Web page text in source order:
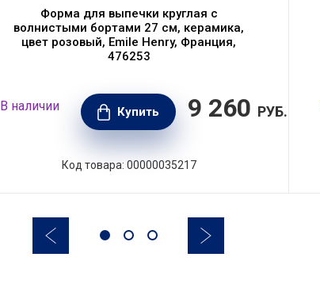
Форма для выпечки круглая с
волнистыми бортами 27 см, керамика,
цвет розовый, Emile Henry, Франция,
476253
В наличии Купить 9 260 РУБ.
Код товара: 00000035217